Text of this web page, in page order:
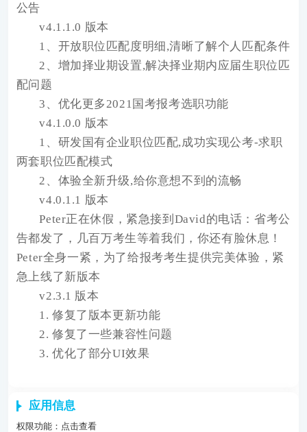
公告
v4.1.1.0 版本
1、开放职位匹配度明细,清晰了解个人匹配条件
2、增加择业期设置,解决择业期内应届生职位匹
配问题
3、优化更多2021国考报考选职功能
v4.1.0.0 版本
1、研发国有企业职位匹配,成功实现公考-求职
两套职位匹配模式
2、体验全新升级,给你意想不到的流畅
v4.0.1.1 版本
Peter正在休假，紧急接到David的电话：省考公
告都发了，几百万考生等着我们，你还有脸休息！
Peter全身一紧，为了给报考考生提供完美体验，紧
急上线了新版本
v2.3.1 版本
1. 修复了版本更新功能
2. 修复了一些兼容性问题
3. 优化了部分UI效果
应用信息
权限功能： 点击查看